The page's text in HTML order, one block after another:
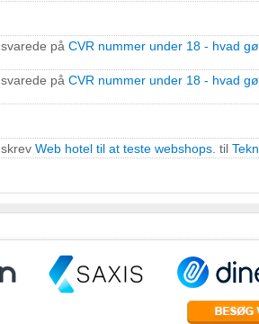
svarede på CVR nummer under 18 - hvad
svarede på CVR nummer under 18 - hvad
skrev Web hotel til at teste webshops. til